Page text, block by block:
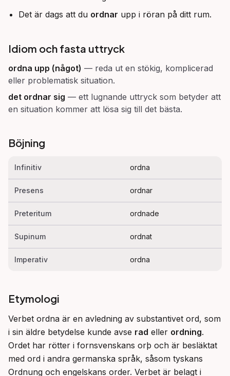
Det är dags att du ordnar upp i röran på ditt rum.
Idiom och fasta uttryck
ordna upp (något) — reda ut en stökig, komplicerad
eller problematisk situation.
det ordnar sig — ett lugnande uttryck som betyder att
en situation kommer att lösa sig till det bästa.
Böjning
Infinitiv ordna
Presens ordnar
Preteritum ordnade
Supinum ordnat
Imperativ ordna
Etymologi
Verbet ordna är en avledning av substantivet ord, som
i sin äldre betydelse kunde avse rad eller ordning.
Ordet har rötter i fornsvenskans orþ och är besläktat
med ord i andra germanska språk, såsom tyskans
Ordnung och engelskans order. Verbet är belagt i